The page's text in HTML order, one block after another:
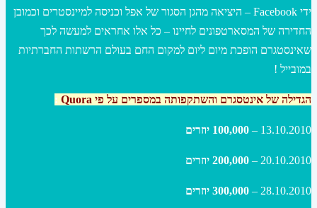
ידי Facebook – היציאה מהגן הסגור של אפל וכניסה למיינסטרים וכמובן
החדירה של המסארטפונים לחיינו – כל אלו אחראים למעשה לכך
שאינסטגרם הופכת מיום ליום למקום החם בעולם הרשתות החברתיות
במובייל !
הגדילה של אינטסגרם והשתקפותה במספרים על פי Quora
:
13.10.2010 –
20.10.2010 –
28.10.2010 –